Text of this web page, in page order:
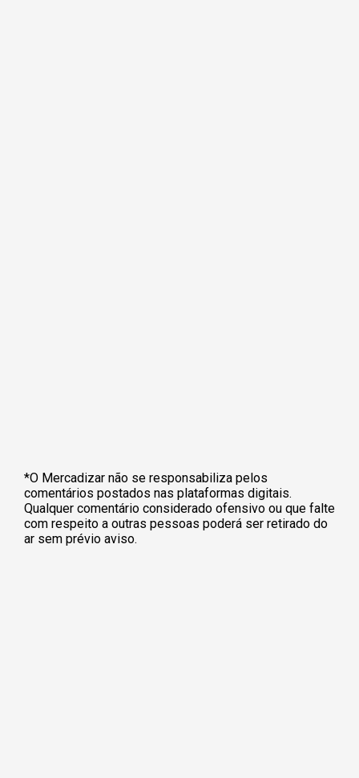
*O Mercadizar não se responsabiliza pelos
comentários postados nas plataformas digitais.
Qualquer comentário considerado ofensivo ou que falte
com respeito a outras pessoas poderá ser retirado do
ar sem prévio aviso.